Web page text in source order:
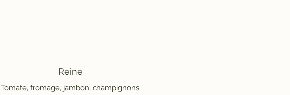
Reine
Tomate, fromage, jambon, champignons